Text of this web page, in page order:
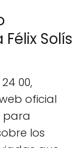
Solís
00,
oficial
para
los